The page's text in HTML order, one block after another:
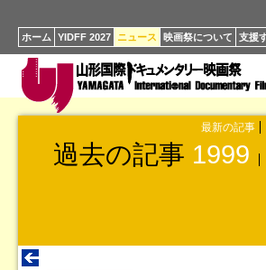
ホーム YIDFF 2027 ニュース 映画祭について 支援
最新の記事
過去の記事 1999